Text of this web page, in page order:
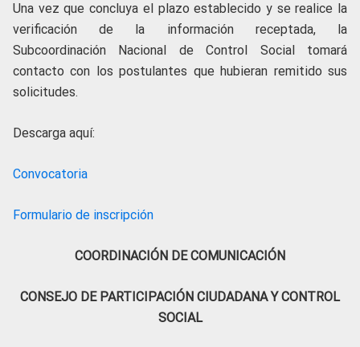
Una vez que concluya el plazo establecido y se realice la
verificación de la información receptada, la
Subcoordinación Nacional de Control Social tomará
contacto con los postulantes que hubieran remitido sus
solicitudes.
Descarga aquí:
Convocatoria
Formulario de inscripción
COORDINACIÓN DE COMUNICACIÓN
CONSEJO DE PARTICIPACIÓN CIUDADANA Y CONTROL
SOCIAL